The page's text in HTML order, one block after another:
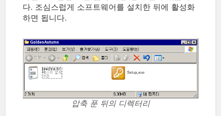
다. 조심스럽게 소프트웨어를 설치한 뒤에 활성화
하면 됩니다.
압축 푼 뒤의 디렉터리